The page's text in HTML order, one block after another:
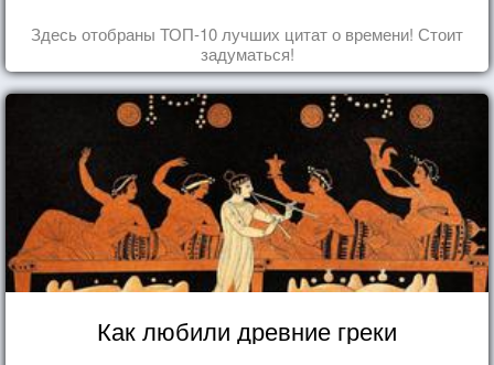
Здесь отобраны ТОП-10 лучших цитат о времени! Стоит
задуматься!
Как любили древние греки